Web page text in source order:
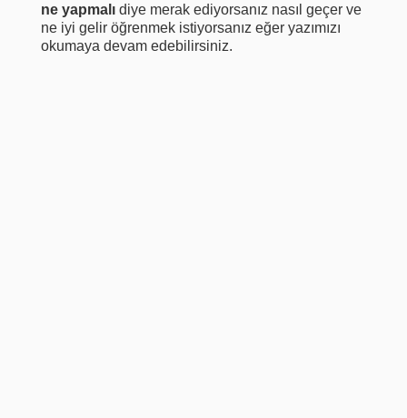
ne yapmalıdiye merak ediyorsanız nasıl geçer ve
ne iyi gelir öğrenmek istiyorsanız eğer yazımızı
okumaya devam edebilirsiniz.